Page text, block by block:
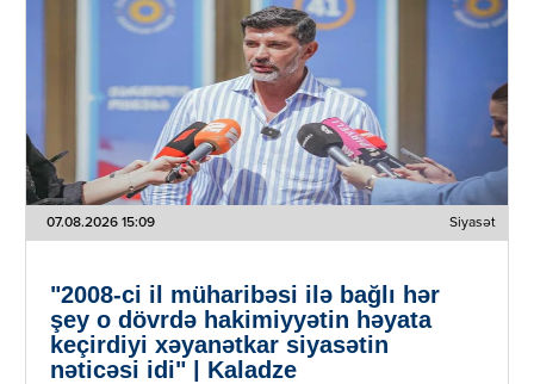
07.08.2026 15:09 Siyasət
"2008-ci il müharibəsi ilə bağlı hər
şey o dövrdə hakimiyyətin həyata
keçirdiyi xəyanətkar siyasətin
nəticəsi idi" | Kaladze